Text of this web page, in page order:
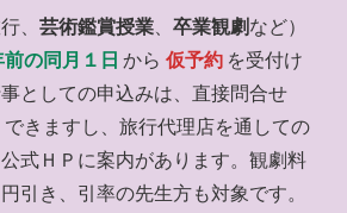
、 芸術鑑賞授業、 卒業観劇 など）
前の同月１日 から 仮予約 を受付け
としての申込みは、直接問合せ
できますし、旅行代理店を通しての
式ＨＰに案内があります。観劇料
引き、引率の先生方も対象です。